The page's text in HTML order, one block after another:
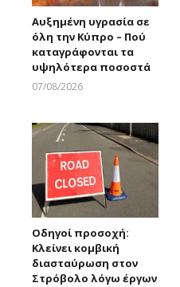
Αυξημένη υγρασία σε
όλη την Κύπρο – Πού
καταγράφονται τα
υψηλότερα ποσοστά
07/08/2026
Οδηγοί προσοχή:
Κλείνει κομβική
διασταύρωση στον
Στρόβολο λόγω έργων